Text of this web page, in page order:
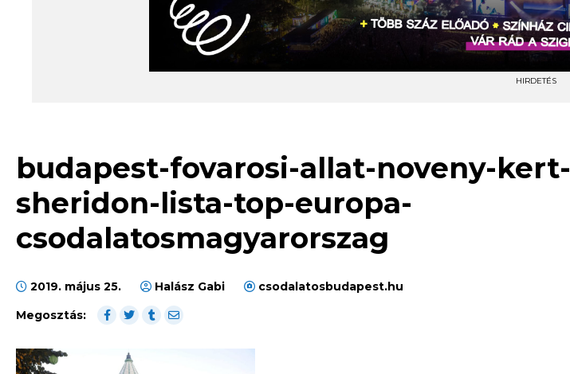
HIRDETÉS
budapest-fovarosi-allat-noveny-kert-
sheridon-lista-top-europa-
csodalatosmagyarorszag
2019. május 25. Halász Gabi
csodalatosbudapest.hu
Megosztás: